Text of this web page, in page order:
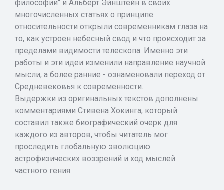
философии" и Альберт Эйнштейн в своих
многочисленных статьях о принципе
относительности открыли современникам глаза на
то, как устроен небесный свод и что происходит за
пределами видимости телескопа. Именно эти
работы и эти идеи изменили направление научной
мысли, а более ранние - ознаменовали переход от
Средневековья к современности.
Выдержки из оригинальных текстов дополнены
комментариями Стивена Хокинга, который
составил также биографический очерк для
каждого из авторов, чтобы читатель мог
проследить глобальную эволюцию
астрофизических воззрений и ход мыслей
частного гения.